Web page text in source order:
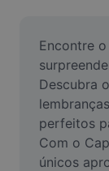
Criador de
AI Text
AI People
AI Inpainting
Encontre
Descubra
perfeitos
Com o
únicos